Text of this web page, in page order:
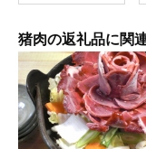
ミンチ ＜047-001_7
猪肉の返礼品に関